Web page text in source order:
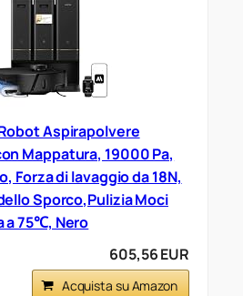
Aspirapolvere
Mappatura, 19000 Pa,
Forza di lavaggio da 18N,
Sporco,Pulizia Moci
a 75℃, Nero
605,56 EUR
Acquista su Amazon